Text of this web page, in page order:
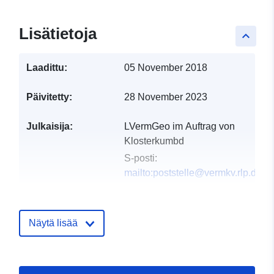
keyboard_arrow_up
Lisätietoja
Laadittu: 05 November 2018
Päivitetty: 28 November 2023
Julkaisija:
LVermGeo im Auftrag von
Klosterkumbd
S-posti:
mailto:poststelle@vermkv.rlp.de
koskeva rekisteri:
Näytä lisää